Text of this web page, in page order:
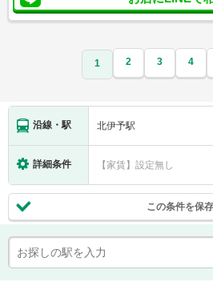
1 2 3 4
沿線・駅 北伊予駅
詳細条件 【家賃】設定無し
この条件を保